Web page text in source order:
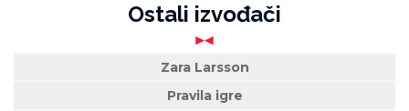
Ostali izvođači
Zara Larsson
Pravila igre